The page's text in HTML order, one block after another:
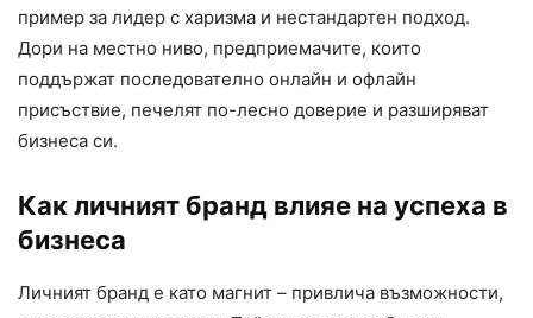
пример за лидер с харизма и нестандартен подход.
Дори на местно ниво, предприемачите, които
поддържат последователно онлайн и офлайн
присъствие, печелят по-лесно доверие и разширяват
бизнеса си.
Как личният бранд влияе на успеха в
бизнеса
Личният бранд е като магнит – привлича възможности,